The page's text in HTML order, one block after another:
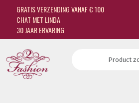
GRATIS VERZENDING VANAF € 100
CHAT MET LINDA
30 JAAR ERVARING